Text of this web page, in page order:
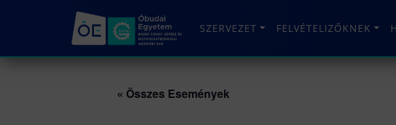
SZERVEZET FELVÉTELIZŐKNEK
« Összes Események